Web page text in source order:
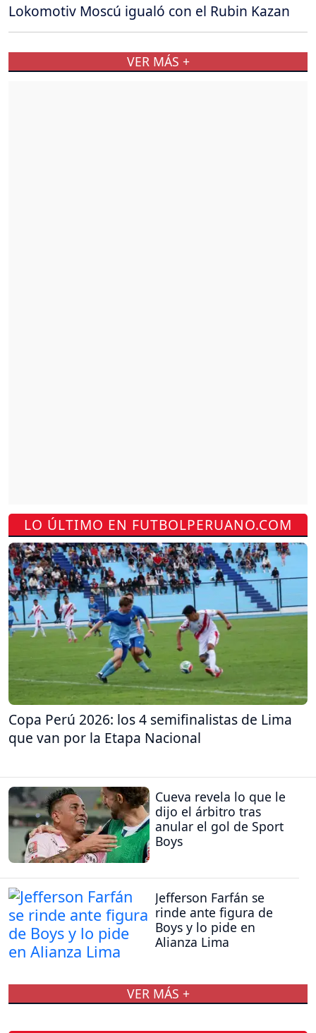
LO ÚLTIMO EN FUTBOLPERUANO.COM
Copa Perú 2026: los 4 semifinalistas de Lima
que van por la Etapa Nacional
Cueva revela lo que le
dijo el árbitro tras
anular el gol de Sport
Boys
Jefferson Farfán se
rinde ante figura de
Boys y lo pide en
Alianza Lima
VER MÁS +
Lokomotiv Moscú igualó con el Rubin Kazan
VER MÁS +